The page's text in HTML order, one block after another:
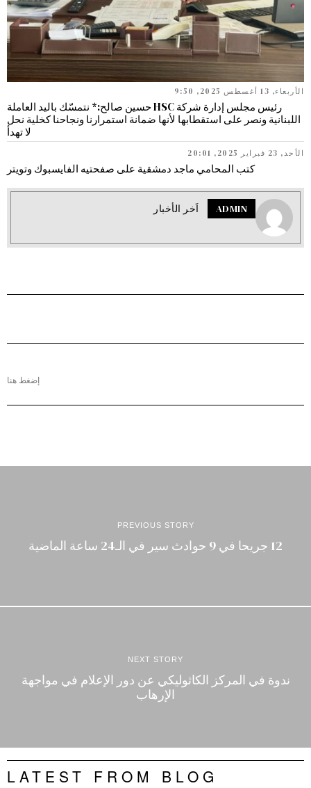
الأربعاء, 13 أغسطس 2025, 9:50
رئيس مجلس إدارة شركة HSC حسين صالح:* نتمسّك باليد العاملة
اللبنانية ونصر على استقطابها لأنها ضمانة استمرارنا ونجاحنا كخلية نحل
لا تهدأ
الأحد, 23 فبراير 2025, 20:01
كتب المحامي ماجد دمشقية على صفحتيه الفايسبوك وتويتر
ADMIN اَخر الأخبار
إضغط هنا
PREVIOUS STORY
12 جريحا في 9 حوادث سير في الـ24 ساعة الماضية
NEXT STORY
ندوة في المركز الكاثوليكي عن دور الإعلام في مواجهة
الإرهاب
LATEST FROM BLOG